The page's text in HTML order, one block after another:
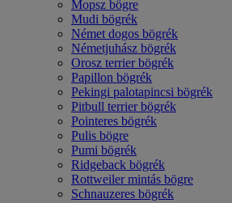
Mopsz bögre
Mudi bögrék
Német dogos bögrék
Németjuhász bögrék
Orosz terrier bögrék
Papillon bögrék
Pekingi palotapincsi bögrék
Pitbull terrier bögrék
Pointeres bögrék
Pulis bögre
Pumi bögrék
Ridgeback bögrék
Rottweiler mintás bögre
Schnauzeres bögrék